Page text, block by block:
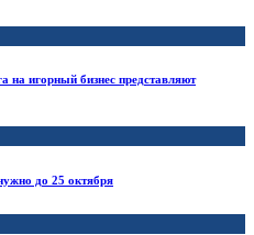
на игорный бизнес представляют
до 25 октября